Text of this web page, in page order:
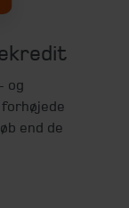
og
end de